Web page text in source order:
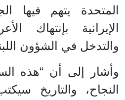
المتحدة يتهم فيها
الإيرانية بإنتهاك
والتدخل في الشؤون
وأشار إلى أن “هذه
النجاح، والتاريخ